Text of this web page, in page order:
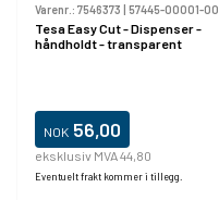
Varenr.: 7546373 | 57445-00001-00
Tesa Easy Cut - Dispenser -
håndholdt - transparent
NOK 56,00
eksklusiv MVA 44,80
Eventuelt frakt kommer i tillegg.